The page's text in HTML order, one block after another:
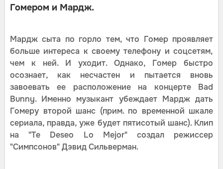
Гомером и Мардж.
Мардж сыта по горло тем, что Гомер проявляет
больше интереса к своему телефону и соцсетям,
чем к ней. И уходит. Однако, Гомер быстро
осознает, как несчастен и пытается вновь
завоевать ее расположение на концерте Bad
Bunny. Именно музыкант убеждает Мардж дать
Гомеру второй шанс (прим. по временной шкале
сериала, правда, уже будет пятисотый шанс). Клип
на "Te Deseo Lo Mejor" создал режиссер
"Симпсонов" Дэвид Сильверман.